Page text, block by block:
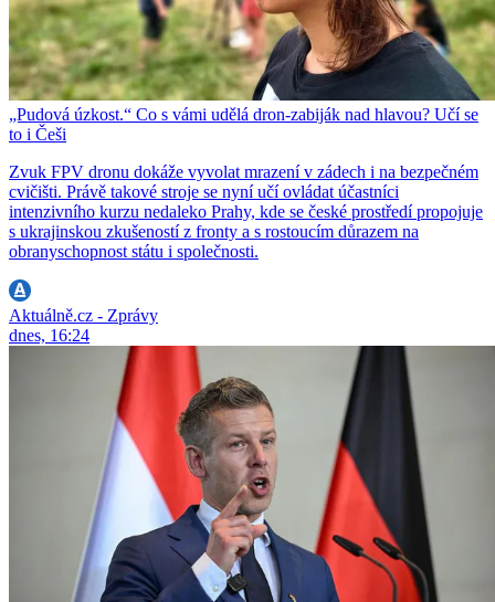
„Pudová úzkost.“ Co s vámi udělá dron-zabiják nad hlavou? Učí se
to i Češi
Zvuk FPV dronu dokáže vyvolat mrazení v zádech i na bezpečném
cvičišti. Právě takové stroje se nyní učí ovládat účastníci
intenzivního kurzu nedaleko Prahy, kde se české prostředí propojuje
s ukrajinskou zkušeností z fronty a s rostoucím důrazem na
obranyschopnost státu i společnosti.
Aktuálně.cz - Zprávy
dnes, 16:24